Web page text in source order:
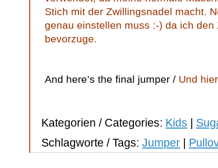
Stich mit der Zwillingsnadel macht.
genau einstellen muss :-) da ich
bevorzuge.
And here’s the final jumper / Und
Kategorien / Categories: Kids |
Schlagworte / Tags: Jumper |